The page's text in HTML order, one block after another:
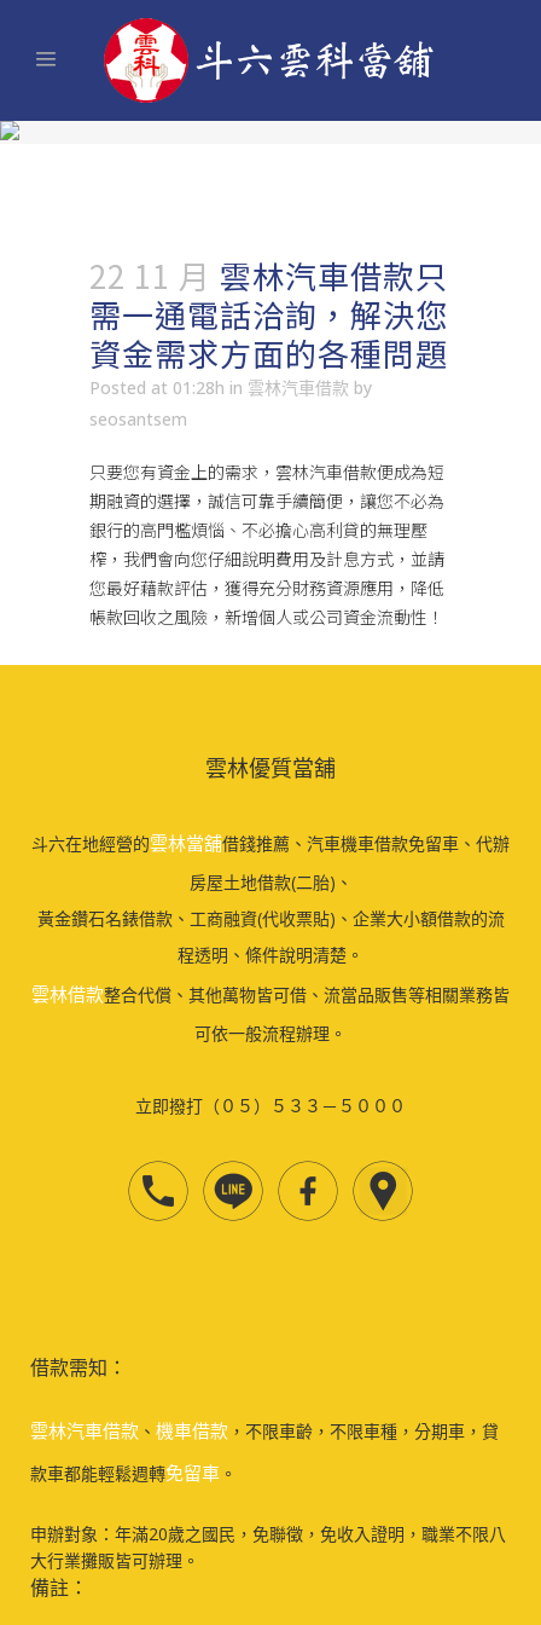
22 11 月 雲林汽車借款只
需一通電話洽詢，解決您
資金需求方面的各種問題
Posted at 01:28h in 雲林汽車借款 by
seosantsem
只要您有資金上的需求， 雲林汽車借款便成為短
期融資的選擇，誠信可靠手續簡便，讓您不必為
銀行的高門檻煩惱、不必擔心高利貸的無理壓
榨，我們會向您仔細說明費用及計息方式，並請
您最好藉款評估，獲得充分財務資源應用，降低
帳款回收之風險，新增個人或公司資金流動性！
雲林優質當舖
斗六在地經營的雲林當舖借錢推薦、汽車機車借款免留車、代辦
房屋土地借款(二胎)、
黃金鑽石名錶借款、工商融資(代收票貼)、企業大小額借款的流
程透明、條件說明清楚。
雲林借款整合代償、其他萬物皆可借、流當品販售等相關業務皆
可依一般流程辦理。
立即撥打（０５）５３３－５０００
借款需知：
雲林汽車借款 、 機車借款 ，不限車齡，不限車種，分期車，貸
款車都能輕鬆週轉免留車 。
申辦對象：年滿20歲之國民，免聯徵，免收入證明，職業不限八
大行業攤販皆可辦理。
備註：